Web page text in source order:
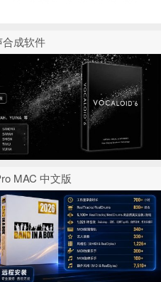
成软件
MAC 中文版